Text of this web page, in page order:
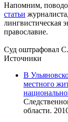
Напомним,
статьи
лингвистическая
православие.
Суд оштрафовал
Источники
В
местного
области.